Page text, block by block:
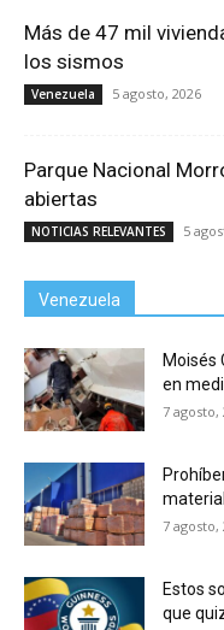
Más de 47 mil
los sismos
Venezuela 5 agosto, 2026
Parque Nacional
abiertas
NOTICIAS RELEVANTES 5
Venezuela
Moisés
en
7 agosto,
7 agosto,
Estos
que